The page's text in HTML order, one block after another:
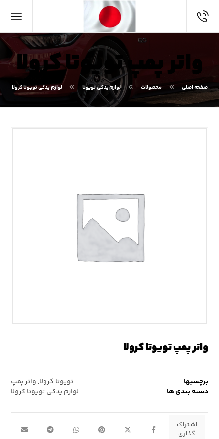
واتر پمپ تویوتا کرولا
صفحه اصلی محصولات لوازم یدکی تویوتا لوازم یدکی تویوتا کرولا
واتر پمپ تویوتا کرولا
برچسبها تویوتا کرولا, واتر پمپ
دسته بندی ها
لوازم یدکی تویوتا کرولا